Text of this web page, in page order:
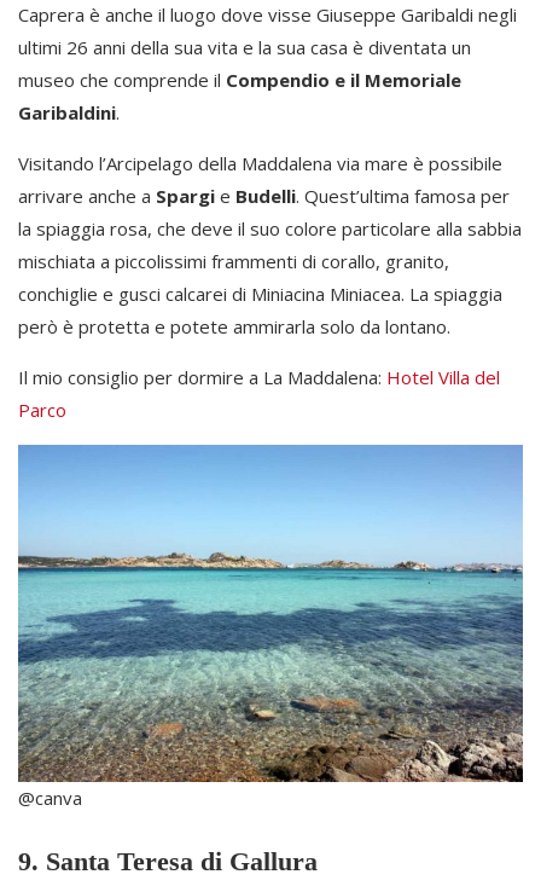
Caprera è anche il luogo dove visse Giuseppe Garibaldi negli
ultimi 26 anni della sua vita e la sua casa è diventata un
museo che comprende il Compendio e il Memoriale
Garibaldini.
Visitando l’Arcipelago della Maddalena via mare è possibile
arrivare anche a Spargi e Budelli. Quest’ultima famosa per
la spiaggia rosa, che deve il suo colore particolare alla sabbia
mischiata a piccolissimi frammenti di corallo, granito,
conchiglie e gusci calcarei di Miniacina Miniacea. La spiaggia
però è protetta e potete ammirarla solo da lontano.
Il mio consiglio per dormire a La Maddalena: Hotel Villa del
Parco
@canva
9. Santa Teresa di Gallura